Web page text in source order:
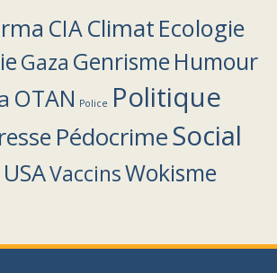
CIA Climat Ecologie
Gaza Genrisme Humour
OTAN Police Politique
PédocrimeSocial
USAVaccinsWokisme